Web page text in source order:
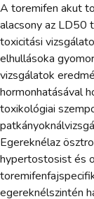
A toremifen akut
alacsony az
toxicitási
elhullásoka
vizsgálatok
hormonhatásával
toxikológiai
Egereknélaz
hypertostosist és
egereknélszintén